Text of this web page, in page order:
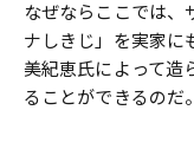
なぜならここでは、
ナしきじ」を実家に
美紀恵氏によって造
ることができるのだ。